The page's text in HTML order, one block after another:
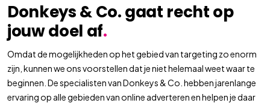
Donkeys & Co. gaat recht op
jouw doel af.
Omdat de mogelijkheden op het gebied van targeting zo enorm
zijn, kunnen we ons voorstellen dat je niet helemaal weet waar te
beginnen. De specialisten van Donkeys & Co. hebben jarenlange
ervaring op alle gebieden van online adverteren en helpen je daar